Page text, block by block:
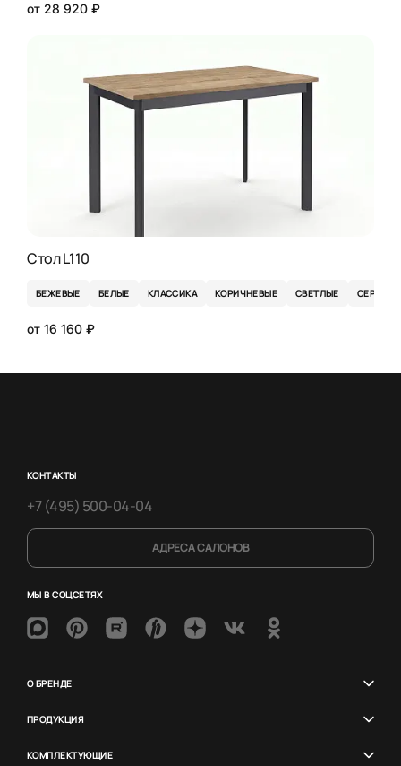
от 28 920 ₽
Стол L110
БЕЖЕВЫЕ БЕЛЫЕ КЛАССИКА КОРИЧНЕВЫЕ СВЕТЛЫЕ СЕРЫЕ
от 16 160 ₽
КОНТАКТЫ
+7 (495) 500-04-04
АДРЕСА САЛОНОВ
МЫ В СОЦСЕТЯХ
О БРЕНДЕ
ПРОДУКЦИЯ
КОМПЛЕКТУЮЩИЕ